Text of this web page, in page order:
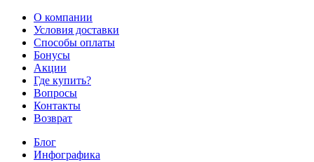
О компании
Условия доставки
Способы оплаты
Бонусы
Акции
Где купить?
Вопросы
Контакты
Возврат
Блог
Инфографика